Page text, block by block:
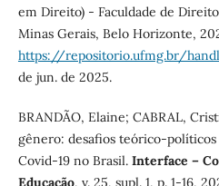
em Direito) - Faculdade de
Minas Gerais, Belo Horizonte,
https://repositorio.ufmg.br/
de jun. de 2025.
BRANDÃO, Elaine; CABRAL,
gênero: desafios teórico-
Covid-19 no Brasil. Interface –
Educação, v. 25, supl. 1, p. 1-16,